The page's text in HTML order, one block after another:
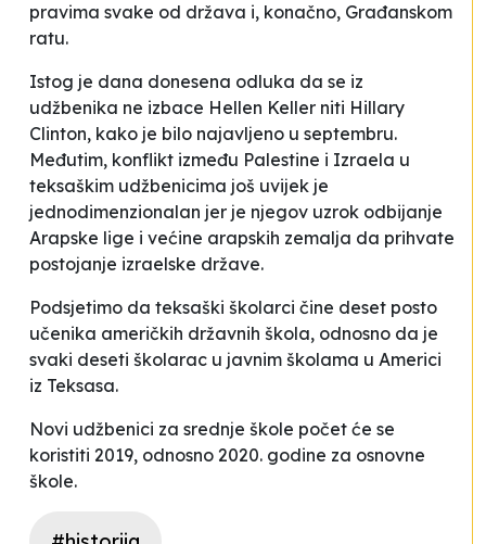
pravima svake od država i, konačno, Građanskom
ratu.
Istog je dana donesena odluka da se iz
udžbenika ne izbace Hellen Keller niti Hillary
Clinton, kako je bilo najavljeno u septembru.
Međutim, konflikt između Palestine i Izraela u
teksaškim udžbenicima još uvijek je
jednodimenzionalan jer je njegov uzrok odbijanje
Arapske lige i većine arapskih zemalja da prihvate
postojanje izraelske države.
Podsjetimo da teksaški školarci čine deset posto
učenika američkih državnih škola, odnosno da je
svaki deseti školarac u javnim školama u Americi
iz Teksasa.
Novi udžbenici za srednje škole počet će se
koristiti 2019, odnosno 2020. godine za osnovne
škole.